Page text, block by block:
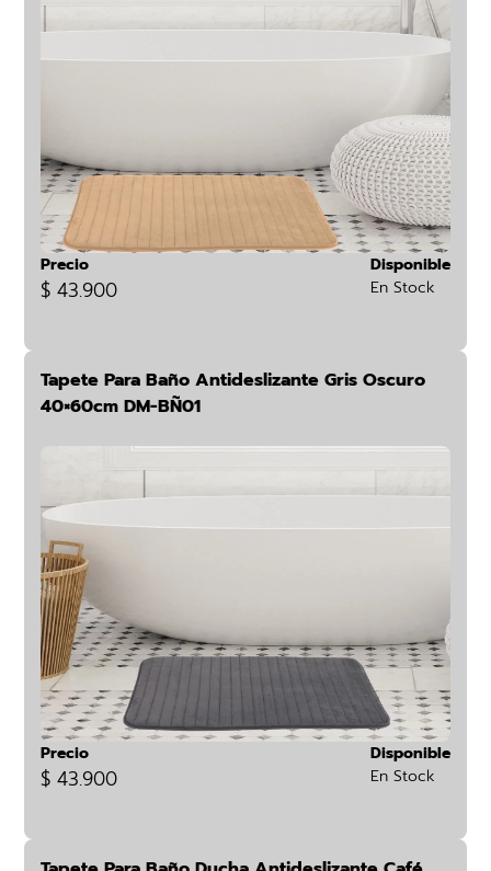
Precio
$ 43.900
Disponible
En Stock
Tapete Para Baño Antideslizante Gris Oscuro
40×60cm DM-BÑ01
Precio
$ 43.900
Disponible
En Stock